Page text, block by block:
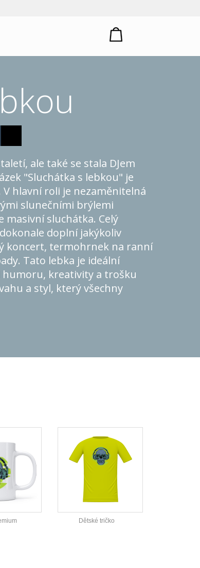
ale také se stala DJem
"Sluchátka s lebkou" je
hlavní roli je nezaměnitelná
slunečními brýlemi
sluchátka. Celý
doplní jakýkoliv
koncert, termohrnek na ranní
Tato lebka je ideální
kreativity a trošku
a styl, který všechny
Dětské tričko